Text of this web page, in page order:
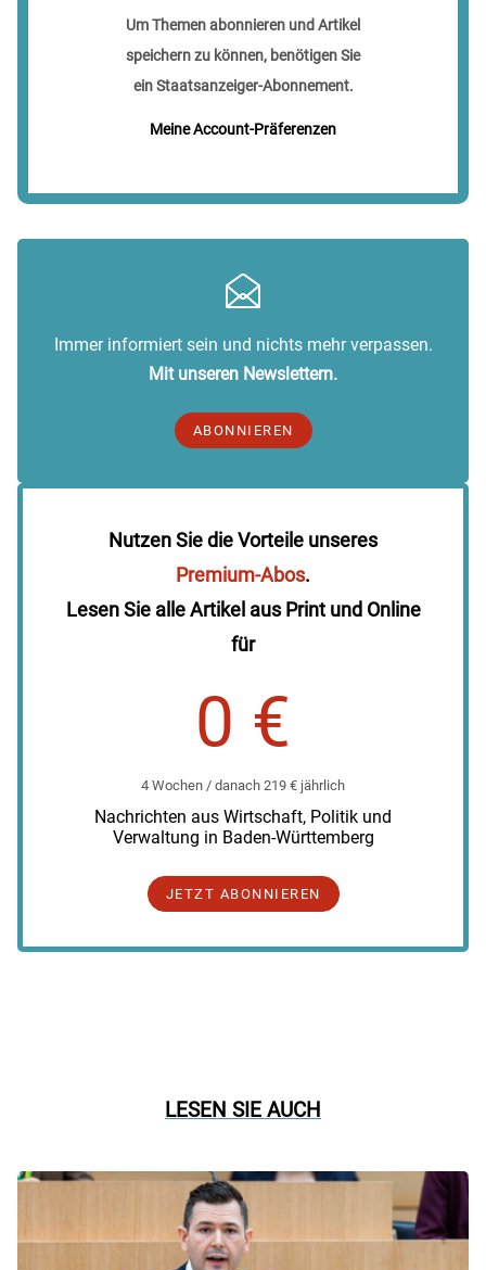
Um Themen abonnieren und Artikel
speichern zu können, benötigen Sie
ein Staatsanzeiger-Abonnement.
Meine Account-Präferenzen
Immer informiert sein und nichts mehr verpassen.
Mit unseren Newslettern.
ABONNIEREN
Nutzen Sie die Vorteile unseres
Premium-Abos.
Lesen Sie alle Artikel aus Print und Online
für
0 €
4 Wochen / danach 219 € jährlich
Nachrichten aus Wirtschaft, Politik und
Verwaltung in Baden-Württemberg
JETZT ABONNIEREN
LESEN SIE AUCH